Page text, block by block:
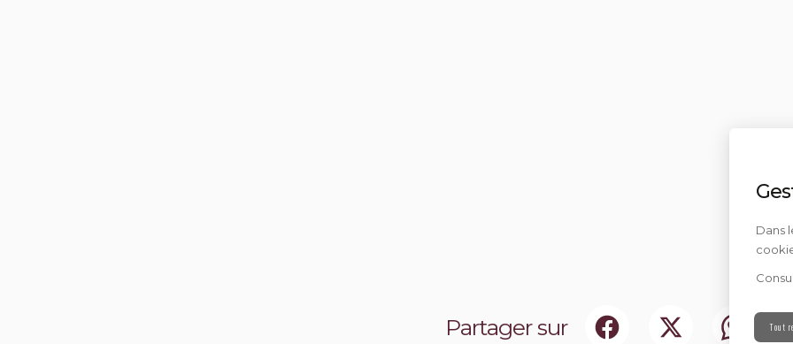
Partager sur
Dans
Tout